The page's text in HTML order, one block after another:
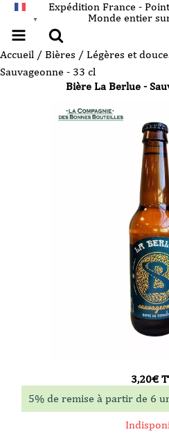
▼
Expédition France -
Monde entier
Accueil / Bières / Légères et
Sauvageonne - 33 cl
Bière La Berlue -
3,20€
5% de remise à partir de 6